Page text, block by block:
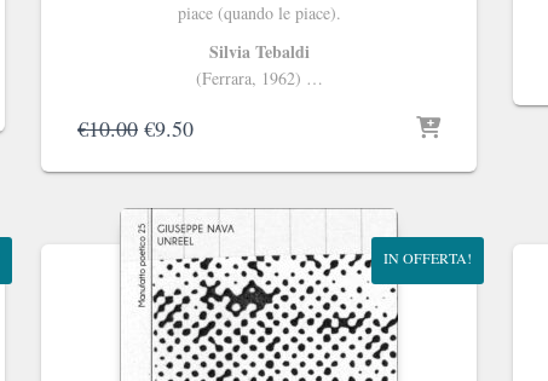
piace (quando le piace).
Silvia Tebaldi
(Ferrara, 1962) …
€10.00 Il
originale
era:
€10.00.
€9.50Il
attuale
è:
€9.50.
IN OFFERTA!